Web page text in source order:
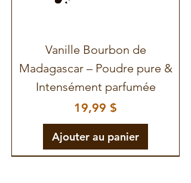
Vanille Bourbon de
Madagascar – Poudre pure &
Intensément parfumée
Prix
19,99 $
Ajouter au panier